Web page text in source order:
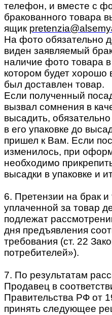
телефон, и вместе с
бракованного товара
ящик
На фото обязательно
виден заявляемый
наличие фото товара в
котором будет хорошо
был доставлен товар.
Если полученный
вызвал сомнения в
высадить,
в его упаковке до
пришел к Вам. Если
изменилось, при
необходимо
высадки в упаковке и
6. Претензии на брак
уплаченной за товар
подлежат
дня предъявления
требования (ст. 22
потребителей»).
7. По результатам
Продавец в
Правительства РФ от
принять следующее